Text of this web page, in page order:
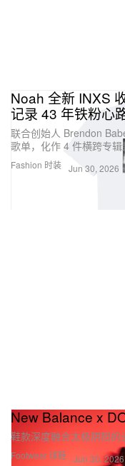
Fashion 时装
Noah 全新 INXS
记录 43 年铁粉心
联合创始人 Brendon
歌单，化作 4 件横跨专辑
Jun 30, 2026
Footwear 球鞋
New Balance x
鞋款深度融合太极阴阳的
Jun 30, 2026